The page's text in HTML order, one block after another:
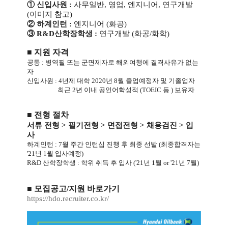
① 신입사원 : ​사무일반, 영업, 엔지니어, 연구개발
(이미지 참고)
② 하계인턴 : 엔지니어 (화공)
③R&D산학장학생 : 연구개발 (화공/화학)
■ 지원 자격
공통 : 병역필 또는 군면제자로 해외여행에 결격사유가 없는
자
신입사원 : 4년제 대학 2020년 8월 졸업예정자 및 기졸업자
최근 2년 이내 공인어학성적 (TOEIC 등 ) 보유자
■ 전형 절차
서류 전형 > 필기전형 > 면접전형 > 채용검진 > 입
사
하계인턴 : 7월 주간 인턴십 진행 후 최종 선발 (최종합격자는
'21년 1월 입사예정)
R&D 산학장학생 : 학위 취득 후 입사 ('21년 1월 or '21년 7월)
■ 모집공고/지원 바로가기
https://hdo.recruiter.co.kr/